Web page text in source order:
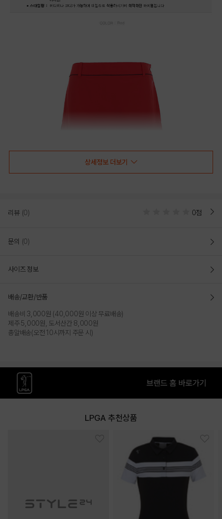
상세정보 더보기
리뷰 (0) 0점
문의 (0)
사이즈 정보
배송/교환/반품
배송비 3,000원 (40,000원 이상 무료배송)
제주 5,000원, 도서산간 8,000원
총알배송(오전 10시까지 주문 시)
LPGA 추천상품